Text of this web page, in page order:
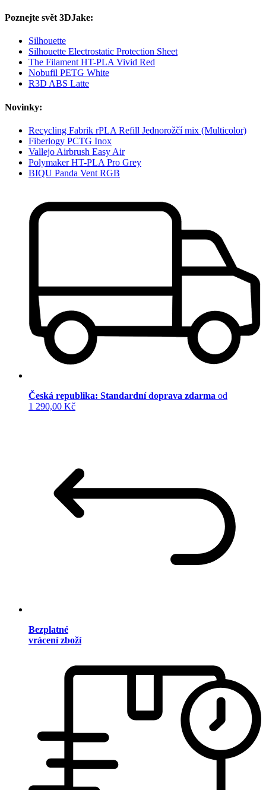
Poznejte svět 3DJake:
Silhouette
Silhouette Electrostatic Protection Sheet
The Filament HT-PLA Vivid Red
Nobufil PETG White
R3D ABS Latte
Novinky:
Recycling Fabrik rPLA Refill Jednorožčí mix (Multicolor)
Fiberlogy PCTG Inox
Vallejo Airbrush Easy Air
Polymaker HT-PLA Pro Grey
BIQU Panda Vent RGB
Česká republika: Standardní doprava zdarma od
1 290,00 Kč
Bezplatné
vrácení zboží